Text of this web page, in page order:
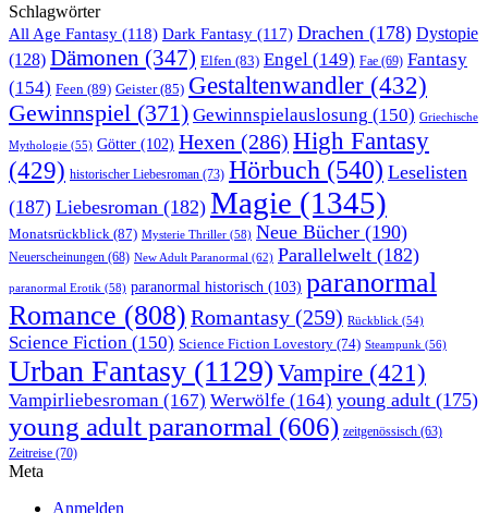
Schlagwörter
All Age Fantasy (118) Dark Fantasy (117) Drachen (178) Dystopie
(128) Dämonen (347) Elfen (83) Engel (149) Fae (69) Fantasy
(154) Feen (89) Geister(85) Gestaltenwandler (432)
Gewinnspiel (371) Gewinnspielauslosung (150) Griechische
Mythologie (55) Götter (102) Hexen (286) High Fantasy
(429) historischer Liebesroman (73) Hörbuch (540) Leselisten
(187) Liebesroman (182) Magie (1345)
Monatsrückblick (87) Mysterie Thriller (58) Neue Bücher (190)
Neuerscheinungen (68) New Adult Paranormal (62) Parallelwelt (182)
paranormal Erotik (58) paranormal historisch (103) paranormal
Romance (808) Romantasy (259) Rückblick (54)
Science Fiction (150) Science Fiction Lovestory (74) Steampunk (56)
Urban Fantasy (1129) Vampire (421)
Vampirliebesroman (167) Werwölfe (164) young adult (175)
young adult paranormal (606) zeitgenössisch (63)
Zeitreise (70)
Meta
Anmelden